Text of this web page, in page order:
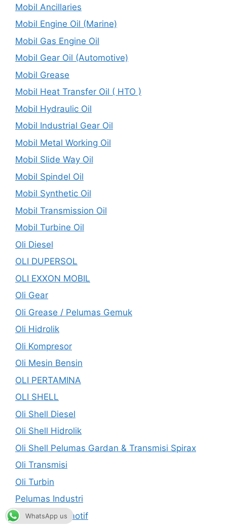
Mobil Ancillaries
Mobil Engine Oil (Marine)
Mobil Gas Engine Oil
Mobil Gear Oil (Automotive)
Mobil Grease
Mobil Heat Transfer Oil ( HTO )
Mobil Hydraulic Oil
Mobil Industrial Gear Oil
Mobil Metal Working Oil
Mobil Slide Way Oil
Mobil Spindel Oil
Mobil Synthetic Oil
Mobil Transmission Oil
Mobil Turbine Oil
Oli Diesel
OLI DUPERSOL
OLI EXXON MOBIL
Oli Gear
Oli Grease / Pelumas Gemuk
Oli Hidrolik
Oli Kompresor
Oli Mesin Bensin
OLI PERTAMINA
OLI SHELL
Oli Shell Diesel
Oli Shell Hidrolik
Oli Shell Pelumas Gardan & Transmisi Spirax
Oli Transmisi
Oli Turbin
Pelumas Industri
Pelumas Otomotif
WhatsApp us